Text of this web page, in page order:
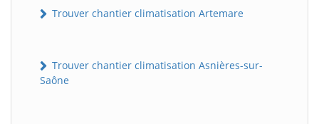
Trouver chantier climatisation Artemare
Trouver chantier climatisation Asnières-sur-
Saône